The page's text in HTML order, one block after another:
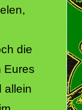
die
Eures
allein